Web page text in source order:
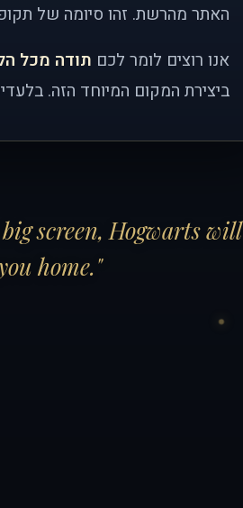
האתר מהרשת. זהו סיומה של
אנו רוצים לומר לכם תודה מכל
ביצירת המקום המיוחד הזה.
screen, Hogwarts will
home."